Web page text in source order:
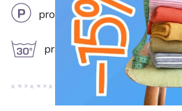
L profesionální chemické čištění
g prát na 30°C